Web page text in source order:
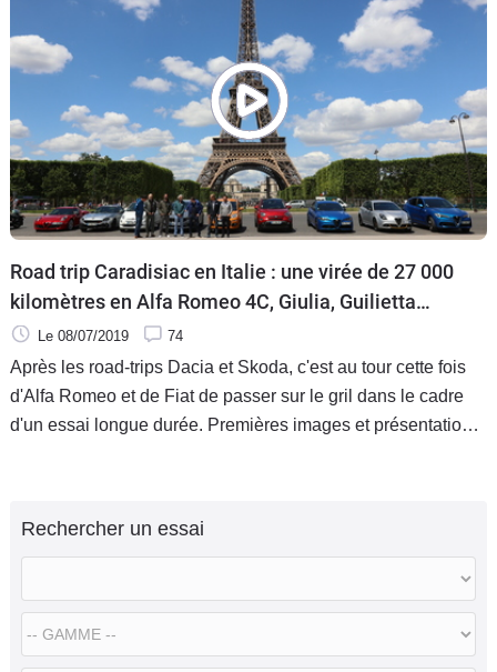
Road trip Caradisiac en Italie : une virée de 27 000
kilomètres en Alfa Romeo 4C, Giulia, Guilietta
Stelvio, Fiat 500 C, 500 X, Panda, Tipo et Abarth
124
Le 08/07/2019 74
Après les road-trips Dacia et Skoda, c'est au tour cette fois
d'Alfa Romeo et de Fiat de passer sur le gril dans le cadre
d'un essai longue durée. Premières images et présentation
Rechercher un essai